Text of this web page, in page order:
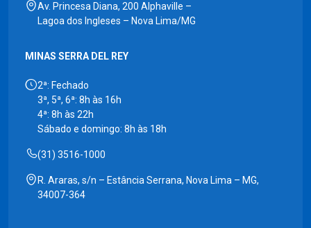
Av. Princesa Diana, 200 Alphaville –
Lagoa dos Ingleses – Nova Lima/MG
MINAS SERRA DEL REY
2ª: Fechado
3ª, 5ª, 6ª: 8h às 16h
4ª: 8h às 22h
Sábado e domingo: 8h às 18h
(31) 3516-1000
R. Araras, s/n – Estância Serrana, Nova Lima – MG,
34007-364